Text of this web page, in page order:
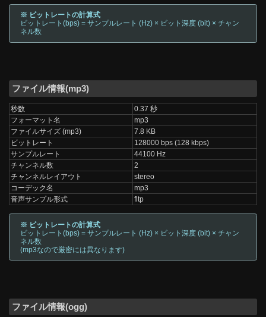
※ ビットレートの計算式
ビットレート(bps) = サンプルレート (Hz) × ビット深度 (bit) × チャン
ネル数
ファイル情報(mp3)
秒数
0.37 秒
フォーマット名
mp3
ファイルサイズ (mp3)
7.8 KB
ビットレート
128000 bps (128 kbps)
サンプルレート
44100 Hz
チャンネル数
2
チャンネルレイアウト
stereo
コーデック名
mp3
音声サンプル形式
fltp
※ ビットレートの計算式
ビットレート(bps) = サンプルレート (Hz) × ビット深度 (bit) × チャン
ネル数
(mp3なので厳密には異なります)
ファイル情報(ogg)